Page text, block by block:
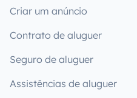
Criar um anúncio
Contrato de aluguer
Seguro de aluguer
Assistências de aluguer